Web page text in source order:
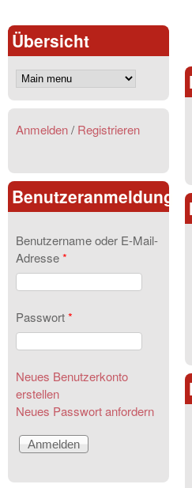
Übersicht
Anmelden/ Registrieren
Benutzeranmeldung
Benutzername oder E-Mail-
Adresse*
Passwort*
Neues Benutzerkonto
erstellen
Neues Passwort anfordern